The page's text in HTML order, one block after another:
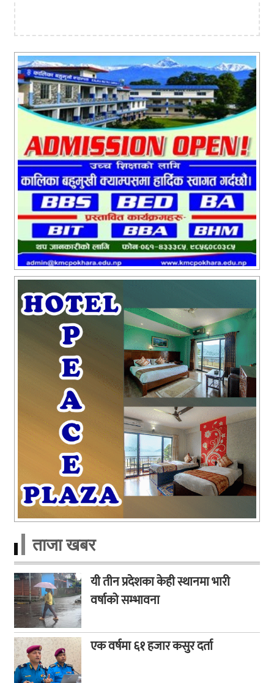
ताजा खबर
यी तीन प्रदेशका केही स्थानमा भारी
वर्षाको सम्भावना
एक वर्षमा ६१ हजार कसुर दर्ता